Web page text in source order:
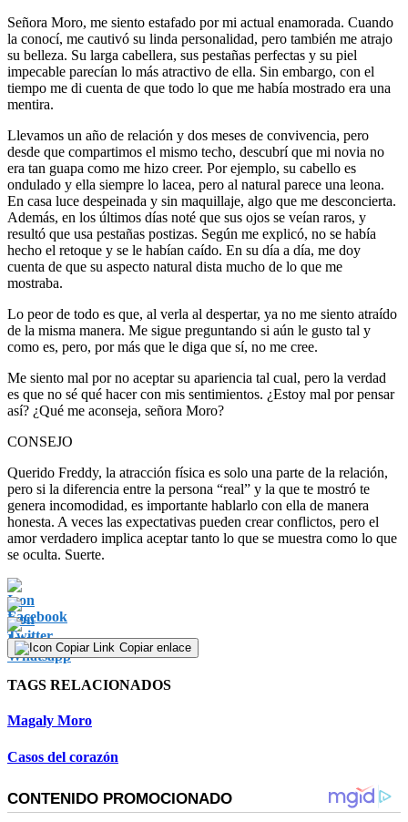
Señora Moro, me siento estafado por mi actual enamorada. Cuando
la conocí, me cautivó su linda personalidad, pero también me atrajo
su belleza. Su larga cabellera, sus pestañas perfectas y su piel
impecable parecían lo más atractivo de ella. Sin embargo, con el
tiempo me di cuenta de que todo lo que me había mostrado era una
mentira.
Llevamos un año de relación y dos meses de convivencia, pero
desde que compartimos el mismo techo, descubrí que mi novia no
era tan guapa como me hizo creer. Por ejemplo, su cabello es
ondulado y ella siempre lo lacea, pero al natural parece una leona.
En casa luce despeinada y sin maquillaje, algo que me desconcierta.
Además, en los últimos días noté que sus ojos se veían raros, y
resultó que usa pestañas postizas. Según me explicó, no se había
hecho el retoque y se le habían caído. En su día a día, me doy
cuenta de que su aspecto natural dista mucho de lo que me
mostraba.
Lo peor de todo es que, al verla al despertar, ya no me siento atraído
de la misma manera. Me sigue preguntando si aún le gusto tal y
como es, pero, por más que le diga que sí, no me cree.
Me siento mal por no aceptar su apariencia tal cual, pero la verdad
es que no sé qué hacer con mis sentimientos. ¿Estoy mal por pensar
así? ¿Qué me aconseja, señora Moro?
CONSEJO
Querido Freddy, la atracción física es solo una parte de la relación,
pero si la diferencia entre la persona “real” y la que te mostró te
genera incomodidad, es importante hablarlo con ella de manera
honesta. A veces las expectativas pueden crear conflictos, pero el
amor verdadero implica aceptar tanto lo que se muestra como lo que
se oculta. Suerte.
Copiar enlace
TAGS RELACIONADOS
Magaly Moro
Casos del corazón